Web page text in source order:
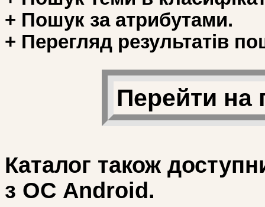
+ Пошук за атрибутами.
+ Перегляд результатів
Перейти на
Каталог також
з ОС Android.